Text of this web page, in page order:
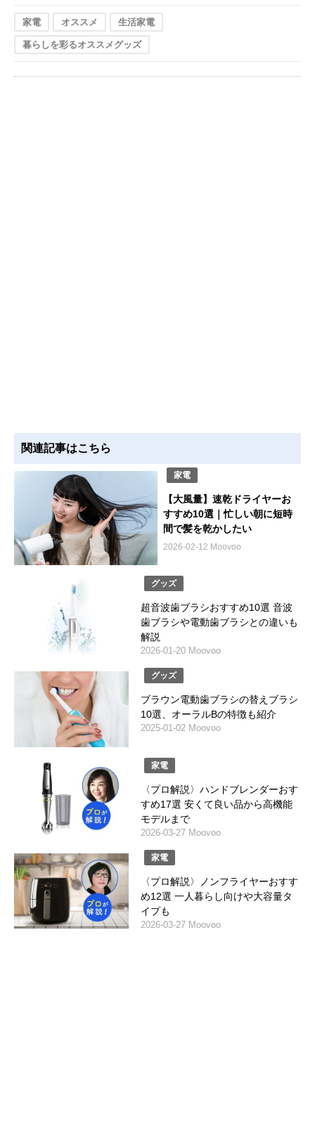
家電 オススメ 生活家電
暮らしを彩るオススメグッズ
関連記事はこちら
家電
【大風量】速乾ドライヤーお
すすめ10選｜忙しい朝に短時
間で髪を乾かしたい
2026-02-12 Moovoo
グッズ
超音波歯ブラシおすすめ10選 音波
歯ブラシや電動歯ブラシとの違いも
解説
2026-01-20 Moovoo
グッズ
ブラウン電動歯ブラシの替えブラシ
10選、オーラルBの特徴も紹介
2025-01-02 Moovoo
家電
〈プロ解説〉ハンドブレンダーおす
すめ17選 安くて良い品から高機能
モデルまで
2026-03-27 Moovoo
家電
〈プロ解説〉ノンフライヤーおすす
め12選 一人暮らし向けや大容量タ
イプも
2026-03-27 Moovoo